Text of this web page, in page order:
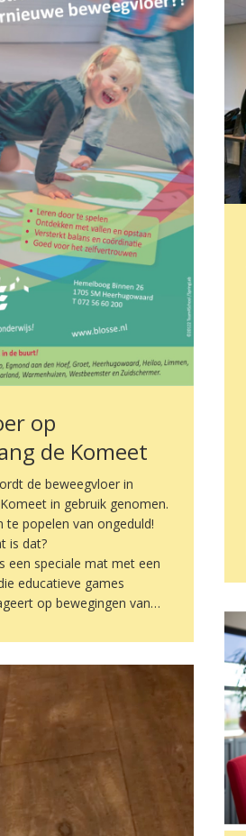
op
de Komeet
de beweegvloer in
in gebruik genomen.
te popelen van ongeduld!
is dat?
een speciale mat met een
educatieve games
op bewegingen van…